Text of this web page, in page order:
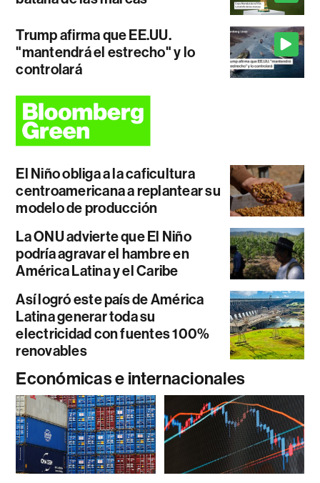
Trump afirma que EE.UU.
"mantendrá el estrecho" y lo
controlará
El Niño obliga a la caficultura
centroamericana a replantear su
modelo de producción
La ONU advierte que El Niño
podría agravar el hambre en
América Latina y el Caribe
Así logró este país de América
Latina generar toda su
electricidad con fuentes 100%
renovables
Económicas e internacionales